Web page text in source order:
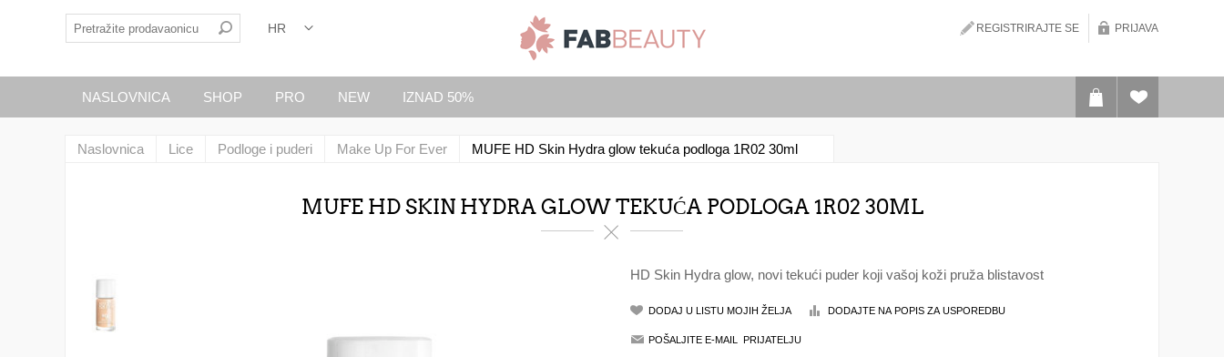
REGISTRIRAJTE SE PRIJAVA
NASLOVNICA SHOP PRO NEW IZNAD 50%
Naslovnica Lice Podloge i puderi Make Up For Ever MUFE HD Skin Hydra glow tekuća podloga 1R02 30ml
MUFE HD SKIN HYDRA GLOW TEKUĆA PODLOGA 1R02 30ML
HD Skin Hydra glow, novi tekući puder koji vašoj koži pruža blistavost